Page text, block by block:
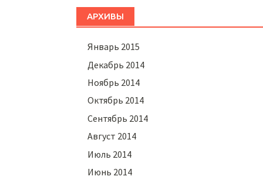
АРХИВЫ
Январь 2015
Декабрь 2014
Ноябрь 2014
Октябрь 2014
Сентябрь 2014
Август 2014
Июль 2014
Июнь 2014